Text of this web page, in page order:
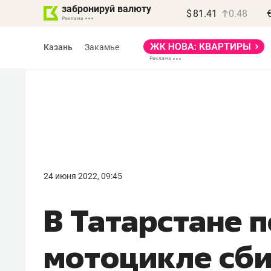
забронируй валюту $ 81.41 0.48
Казань Закамье
24 июня 2022, 09:45
В Татарстане
мотоцикле
правил, бизнес может
потерять минимум